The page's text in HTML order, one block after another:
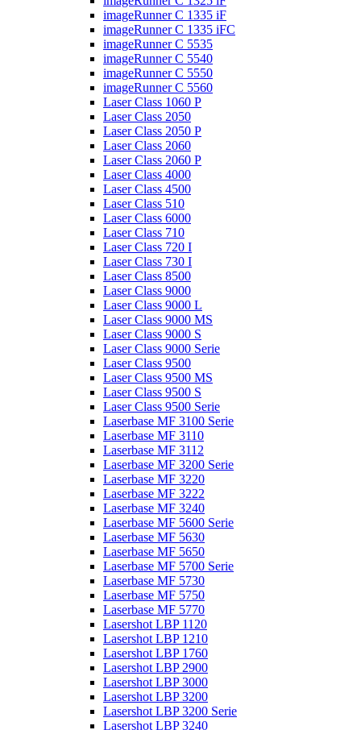
imageRunner C 1335 iF
imageRunner C 1335 iFC
imageRunner C 5535
imageRunner C 5540
imageRunner C 5550
imageRunner C 5560
Laser Class 1060 P
Laser Class 2050
Laser Class 2050 P
Laser Class 2060
Laser Class 2060 P
Laser Class 4000
Laser Class 4500
Laser Class 510
Laser Class 6000
Laser Class 710
Laser Class 720 I
Laser Class 730 I
Laser Class 8500
Laser Class 9000
Laser Class 9000 L
Laser Class 9000 MS
Laser Class 9000 S
Laser Class 9000 Serie
Laser Class 9500
Laser Class 9500 MS
Laser Class 9500 S
Laser Class 9500 Serie
Laserbase MF 3100 Serie
Laserbase MF 3110
Laserbase MF 3112
Laserbase MF 3200 Serie
Laserbase MF 3220
Laserbase MF 3222
Laserbase MF 3240
Laserbase MF 5600 Serie
Laserbase MF 5630
Laserbase MF 5650
Laserbase MF 5700 Serie
Laserbase MF 5730
Laserbase MF 5750
Laserbase MF 5770
Lasershot LBP 1120
Lasershot LBP 1210
Lasershot LBP 1760
Lasershot LBP 2900
Lasershot LBP 3000
Lasershot LBP 3200
Lasershot LBP 3200 Serie
Lasershot LBP 3240